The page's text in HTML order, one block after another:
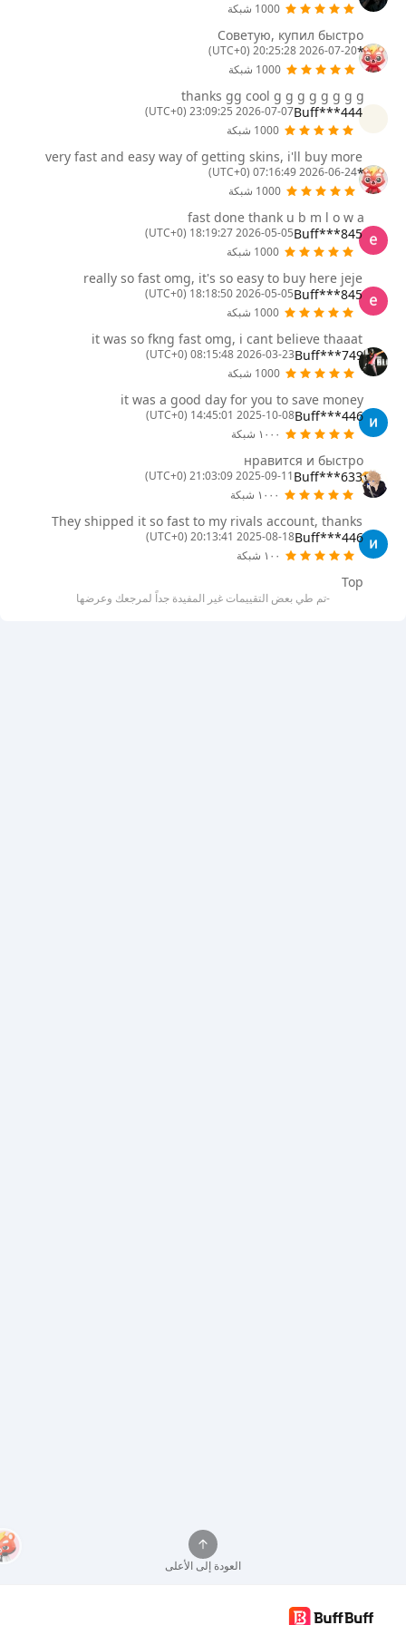
1000 شبكة
Советую, купил быстро
*
2026-07-20 20:25:28 (UTC+0)
1000 شبكة
thanks gg cool g g g g g g g g
Buff***444
2026-07-07 23:09:25 (UTC+0)
1000 شبكة
very fast and easy way of getting skins, i'll buy more
*
2026-06-24 07:16:49 (UTC+0)
1000 شبكة
fast done thank u b m l o w a
Buff***845
2026-05-05 18:19:27 (UTC+0)
1000 شبكة
really so fast omg, it's so easy to buy here jeje
Buff***845
2026-05-05 18:18:50 (UTC+0)
1000 شبكة
it was so fkng fast omg, i cant believe thaaat
Buff***749
2026-03-23 08:15:48 (UTC+0)
1000 شبكة
it was a good day for you to save money
Buff***446
2025-10-08 14:45:01 (UTC+0)
١٠٠٠ شبكة
нравится и быстро
Buff***633
2025-09-11 21:03:09 (UTC+0)
١٠٠٠ شبكة
They shipped it so fast to my rivals account, thanks
Buff***446
2025-08-18 20:13:41 (UTC+0)
١٠٠ شبكة
Top
-تم طي بعض التقييمات غير المفيدة جداً لمرجعك وعرضها
العودة إلى الأعلى